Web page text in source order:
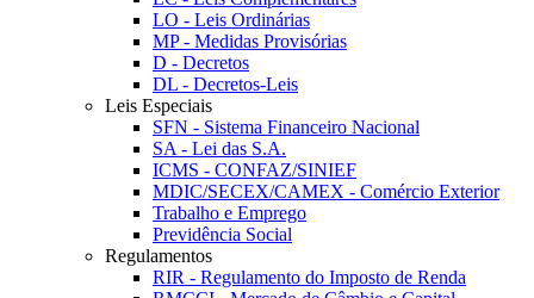
LO - Leis Ordinárias
MP - Medidas Provisórias
D - Decretos
DL - Decretos-Leis
Leis Especiais
SFN - Sistema Financeiro Nacional
SA - Lei das S.A.
ICMS - CONFAZ/SINIEF
MDIC/SECEX/CAMEX - Comércio Exterior
Trabalho e Emprego
Previdência Social
Regulamentos
RIR - Regulamento do Imposto de Renda